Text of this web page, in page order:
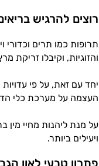
רוצים להרגיש
תרופות כמו תרים
והזוגיות, וקיבלו זריקת
יחד עם זאת, על פי
העצמה על מערכת כלי
על מנת ליהנות מחיי מין
ויעילים ביותר.
פתרון טבעי לאון